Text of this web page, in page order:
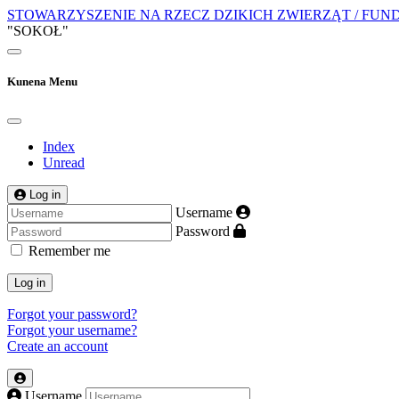
STOWARZYSZENIE NA RZECZ DZIKICH ZWIERZĄT /
"SOKOŁ"
Kunena Menu
Index
Unread
Log in
Username
Password
Remember me
Log in
Forgot your password?
Forgot your username?
Create an account